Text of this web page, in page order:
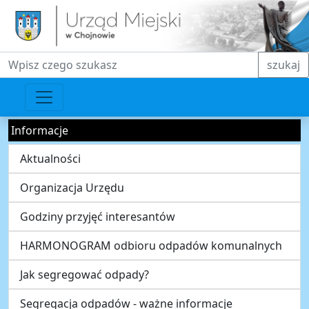
Fraza do wyszukiwania szukaj
Informacje
Aktualności
Organizacja Urzędu
Godziny przyjęć interesantów
HARMONOGRAM odbioru odpadów komunalnych
Jak segregować odpady?
Segregacja odpadów - ważne informacje